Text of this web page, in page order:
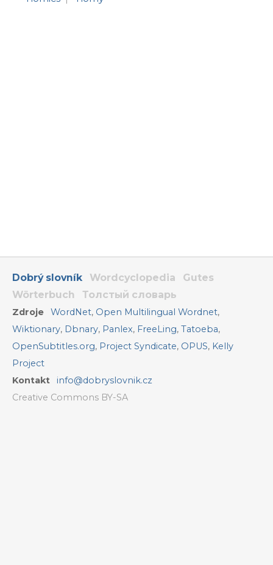
Dobrý slovník Wordcyclopedia
Gutes
Wörterbuch
Толстый словарь
Zdroje WordNet, Open Multilingual Wordnet,
Wiktionary, Dbnary, Panlex, FreeLing, Tatoeba,
OpenSubtitles.org, Project Syndicate, OPUS, Kelly
Project
Kontakt
info@dobryslovnik.cz
Creative Commons BY-SA